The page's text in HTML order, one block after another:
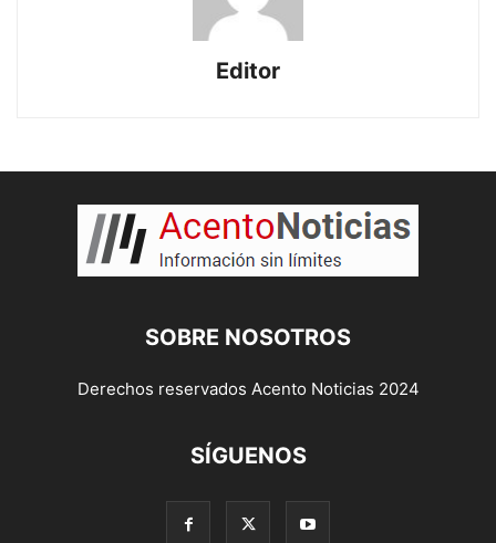
Editor
SOBRE NOSOTROS
Derechos reservados Acento Noticias 2024
SÍGUENOS